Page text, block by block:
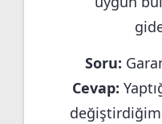
Soru:
Cevap: